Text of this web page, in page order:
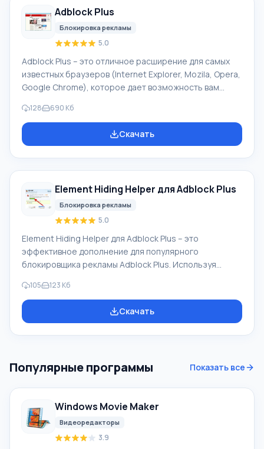
EasyPrivaсy, списки вредоносных доменов,
долговечных вредоносных до
Adblock Plus
Блокировка рекламы
5.0
Adblock Plus – это отличное расширение для самых
известных браузеров (Internet Explorer, Mozila, Opera,
Google Chrome), которое дает возможность вам
рекламные блоки и баннеры. Используя приложение,
вы больше не будете видеть эту назойливую рекламу,
весь этот «хлам» приложение берет на себя. Adblock
Plus Но если в
128 690 Кб
Скачать
Element Hiding Helper для Adblock Plus
Блокировка рекламы
5.0
Element Hiding Helper для Adblock Plus – это
эффективное дополнение для популярного
блокировщика рекламы Adblock Plus. Используя
элементов на странице и самостоятельно выбирать
отдельные элементы, которые необходимо
заблокировать. Функционирует программа только
элементы или рекламу, которую хотите
105 123 Кб
Скачать
Популярные программы Показать все
Windows Movie Maker
Видеоредакторы
3.9